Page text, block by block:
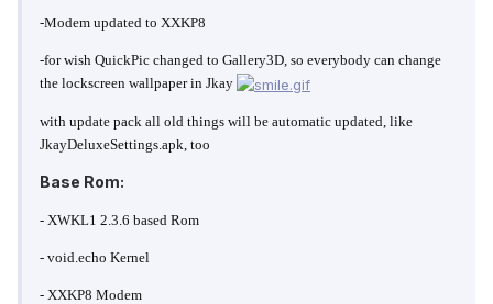
-Modem updated to XXKP8
-for wish QuickPic changed to Gallery3D, so everybody can change
the lockscreen wallpaper in Jkay
with update pack all old things will be automatic updated, like
JkayDeluxeSettings.apk, too
Base Rom:
- XWKL1 2.3.6 based Rom
- void.echo Kernel
- XXKP8 Modem